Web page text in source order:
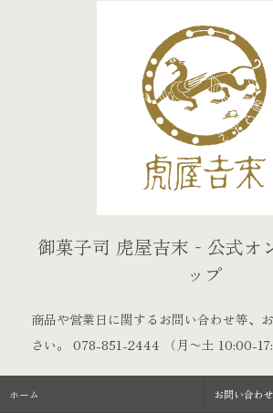
御菓子司 虎屋吉末‐公式オ
ップ
商品や営業日に関するお問い合わせ等、
さい。
078-851-2444 （月〜土 10:00-
ホーム お問い合わ